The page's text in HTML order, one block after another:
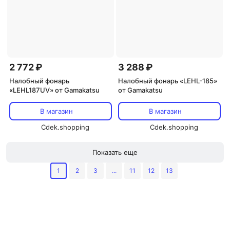
2 772 ₽
Налобный фонарь
«LEHL187UV» от Gamakatsu
В магазин
Cdek.shopping
3 288 ₽
Налобный фонарь «LEHL-185»
от Gamakatsu
В магазин
Cdek.shopping
Показать еще
1 2 3 ... 11 12 13